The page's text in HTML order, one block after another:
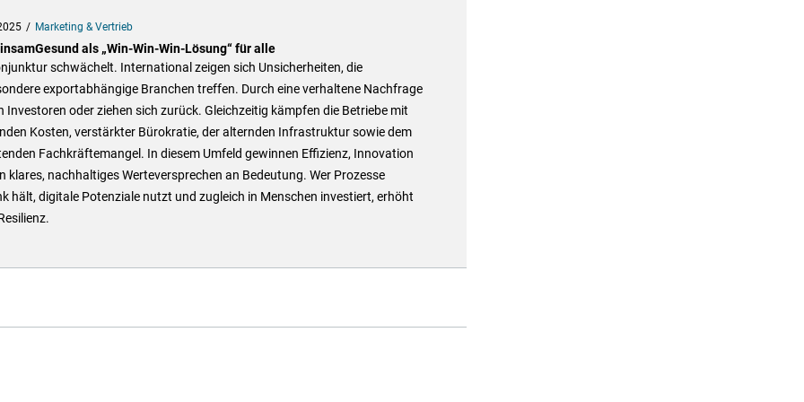
Marketing & Vertrieb
als „Win-Win-Win-Lösung“ für alle
schwächelt. International zeigen sich Unsicherheiten, die
exportabhängige Branchen treffen. Durch eine verhaltene Nachfrage
Investoren oder ziehen sich zurück. Gleichzeitig kämpfen die Betriebe mit
Kosten, verstärkter Bürokratie, der alternden Infrastruktur sowie dem
Fachkräftemangel. In diesem Umfeld gewinnen Effizienz, Innovation
klares, nachhaltiges Werteversprechen an Bedeutung. Wer Prozesse
hält, digitale Potenziale nutzt und zugleich in Menschen investiert, erhöht